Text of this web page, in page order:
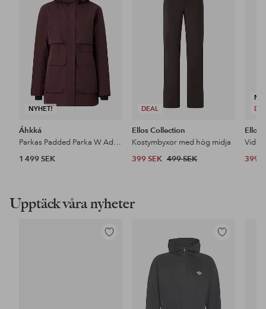
NYHET!
favoriter
Áhkká
Parkas Padded Parka W Adjustable Waist
1 499 SEK
DEAL
Ellos Collection
Kostymbyxor med hög midja
399 SEK 499 SEK
Ellos
399
Upptäck våra nyheter
Lägg
Lägg
i
favoriter